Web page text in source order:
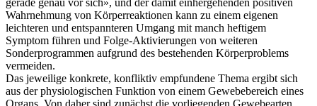
Wahrnehmung von Körperreaktionen kann zu einem eigenen
leichteren und entspannteren Umgang mit manch heftigem
Symptom führen und Folge-Aktivierungen von weiteren
Sonderprogrammen aufgrund des bestehenden Körperproblems
vermeiden.
Das jeweilige konkrete, konfliktiv empfundene Thema ergibt sich
aus der physiologischen Funktion von einem Gewebebereich eines
Organs. Von daher sind zunächst die vorliegenden Gewebearten